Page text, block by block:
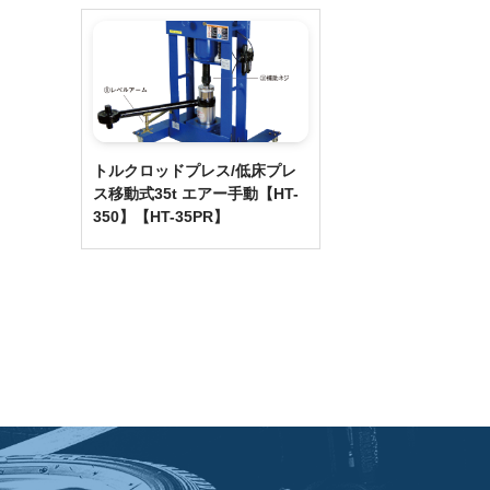
トルクロッドプレス/低床プレ
ス移動式35t エアー手動【HT-
350】【HT-35PR】